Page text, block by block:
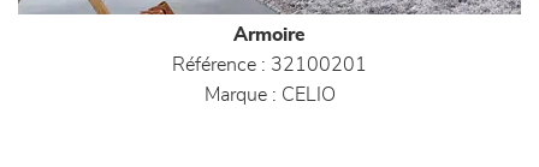
Armoire
Référence : 32100201
Marque : CELIO